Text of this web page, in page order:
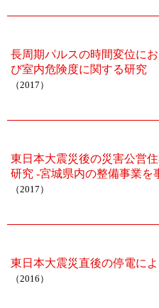
長周期パルスの時間変位に
び室内危険度に関する研究
（2017）
東日本大震災後の災害公営
研究 -宮城県内の整備事業を
（2017）
東日本大震災直後の停電に
（2016）